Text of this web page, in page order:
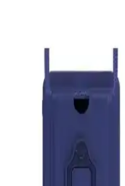
ve kart bölmesiyle pratik
Samsung Galaxy Tab
Koruma ve Kullanım
Samsung Galaxy Tab A11+
derece dönebilir, dayanıklı ve
Syrox S16 Bluetooth
Ses Kalitesi ve Çok